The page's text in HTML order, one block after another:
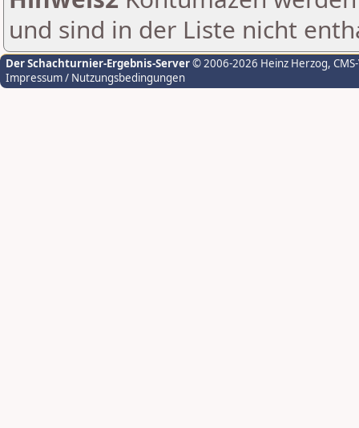
und sind in der Liste nicht
Der Schachturnier-Ergebnis-Server© 2006-2026 Heinz Herzog,
Impressum / Nutzungsbedingungen